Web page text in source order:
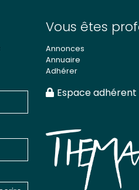
Vous êtes
Annonces
Annuaire
Adhérer
Espace adhérent